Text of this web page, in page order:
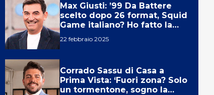
Max Giusti: ’99 Da Battere
scelto dopo 26 format, Squid
Game italiano? Ho fatto la
22 febbraio 2025
Corrado Sassu di Casa a
Prima Vista: ‘Fuori zona? Solo
un tormentone, sogno la